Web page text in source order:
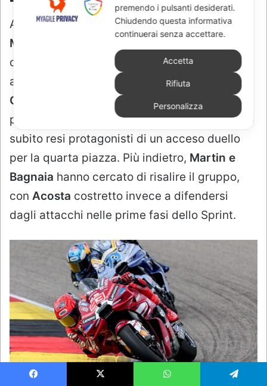
premendo i pulsanti desiderati.
Chiudendo questa informativa
continuerai senza accettare.
Accetta
Rifiuta
Personalizza